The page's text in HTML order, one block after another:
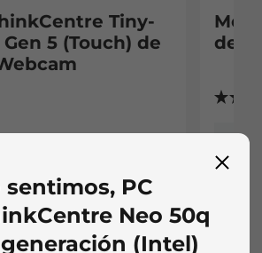
Tiny-
5 (Touch) de
de
sentimos, PC
Neo 50q
generación (Intel)